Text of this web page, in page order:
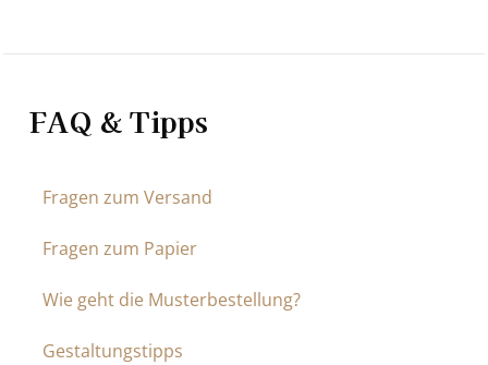
FAQ & Tipps
Fragen zum Versand
Fragen zum Papier
Wie geht die Musterbestellung?
Gestaltungstipps